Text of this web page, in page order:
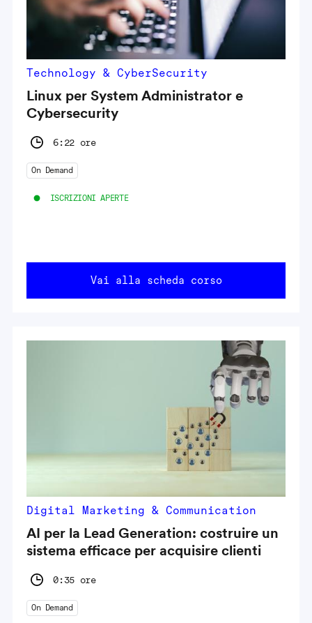
Technology & CyberSecurity
Linux per System Administrator e
Cybersecurity
6:22 ore
On Demand
ISCRIZIONI APERTE
Vai alla scheda corso
Digital Marketing & Communication
AI per la Lead Generation: costruire un
sistema efficace per acquisire clienti
0:35 ore
On Demand